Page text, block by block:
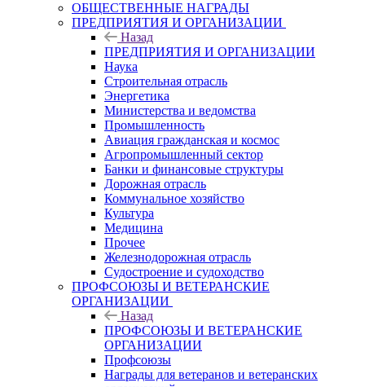
ОБЩЕСТВЕННЫЕ НАГРАДЫ
ПРЕДПРИЯТИЯ И ОРГАНИЗАЦИИ
Назад
ПРЕДПРИЯТИЯ И ОРГАНИЗАЦИИ
Наука
Строительная отрасль
Энергетика
Министерства и ведомства
Промышленность
Авиация гражданская и космос
Агропромышленный сектор
Банки и финансовые структуры
Дорожная отрасль
Коммунальное хозяйство
Культура
Медицина
Прочее
Железнодорожная отрасль
Судостроение и судоходство
ПРОФСОЮЗЫ И ВЕТЕРАНСКИЕ
ОРГАНИЗАЦИИ
Назад
ПРОФСОЮЗЫ И ВЕТЕРАНСКИЕ
ОРГАНИЗАЦИИ
Профсоюзы
Награды для ветеранов и ветеранских